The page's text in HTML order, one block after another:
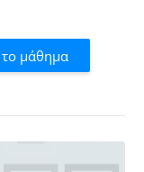
το μάθημα